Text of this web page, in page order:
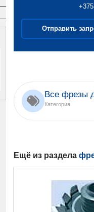
Отправить
Все фрезы
Категория
Ещё из раздела